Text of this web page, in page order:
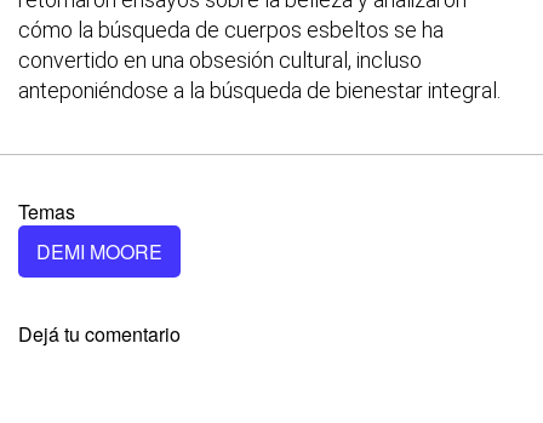
cómo la búsqueda de cuerpos esbeltos se ha
convertido en una obsesión cultural, incluso
anteponiéndose a la búsqueda de bienestar integral.
Temas
DEMI MOORE
Dejá tu comentario